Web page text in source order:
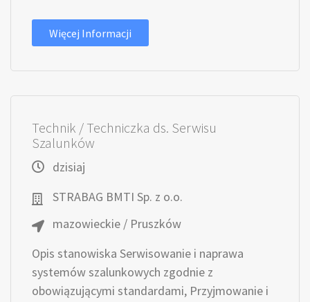
Więcej Informacji
Technik / Techniczka ds. Serwisu
Szalunków
dzisiaj
STRABAG BMTI Sp. z o.o.
mazowieckie / Pruszków
Opis stanowiska Serwisowanie i naprawa
systemów szalunkowych zgodnie z
obowiązującymi standardami, Przyjmowanie i